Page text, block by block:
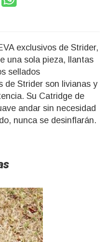
exclusivos de Strider,
una sola pieza, llantas
sellados
de Strider son livianas y
Su Catridge de
andar sin necesidad
nunca se desinflarán.